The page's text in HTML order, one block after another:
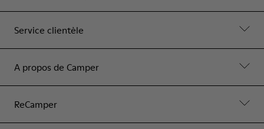
Service clientèle
A propos de Camper
ReCamper